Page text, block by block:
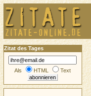
Zitat des Tages
Als HTML Text